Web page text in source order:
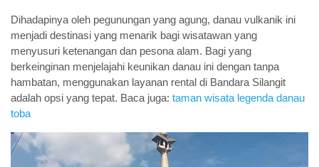
Dihadapinya oleh pegunungan yang agung, danau vulkanik ini
menjadi destinasi yang menarik bagi wisatawan yang
menyusuri ketenangan dan pesona alam. Bagi yang
berkeinginan menjelajahi keunikan danau ini dengan tanpa
hambatan, menggunakan layanan rental di Bandara Silangit
adalah opsi yang tepat. Baca juga: taman wisata legenda danau
toba